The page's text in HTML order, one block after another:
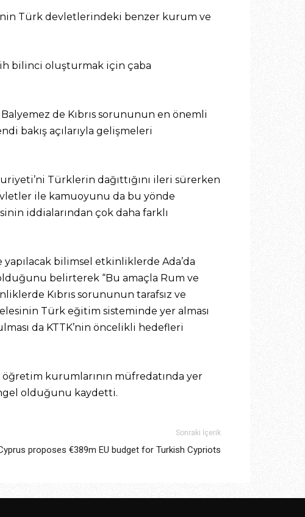
Türk devletlerindeki benzer kurum ve
bilinci oluşturmak için çaba
de Kıbrıs sorununun en önemli
bakış açılarıyla gelişmeleri
Türklerin dağıttığını ileri sürerken
ile kamuoyunu da bu yönde
iddialarından çok daha farklı
bilimsel etkinliklerde Ada’da
belirterek “Bu amaçla Rum ve
Kıbrıs sorununun tarafsız ve
Türk eğitim sisteminde yer alması
da KTTK’nin öncelikli hedefleri
öğretim kurumlarının müfredatında yer
olduğunu kaydetti.
Sonraki İçerik
proposes €389m EU budget for Turkish Cypriots